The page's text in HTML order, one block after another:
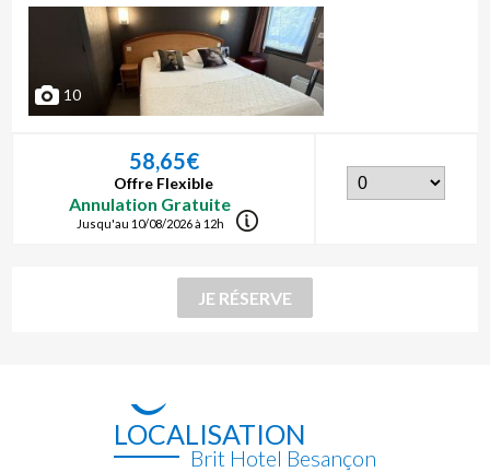
10
58,65€
Offre Flexible
Annulation Gratuite
Jusqu'au 10/08/2026 à 12h
LOCALISATION
Brit Hotel Besançon